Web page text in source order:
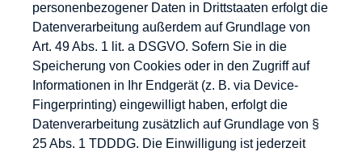
personenbezogener Daten in Drittstaaten erfolgt die
Datenverarbeitung außerdem auf Grundlage von
Art. 49 Abs. 1 lit. a DSGVO. Sofern Sie in die
Speicherung von Cookies oder in den Zugriff auf
Informationen in Ihr Endgerät (z. B. via Device-
Fingerprinting) eingewilligt haben, erfolgt die
Datenverarbeitung zusätzlich auf Grundlage von §
25 Abs. 1 TDDDG. Die Einwilligung ist jederzeit